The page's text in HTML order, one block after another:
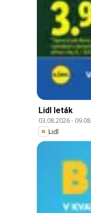
Lidl leták
03.08.2026-
Lidl